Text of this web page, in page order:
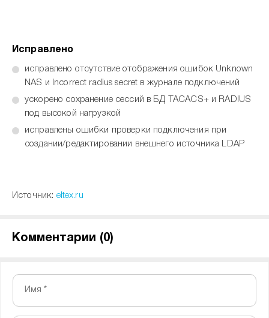
Исправлено
исправлено отсутствие отображения ошибок Unknown
NAS и Incorrect radius secret в журнале подключений
ускорено сохранение сессий в БД TACACS+ и RADIUS
под высокой нагрузкой
исправлены ошибки проверки подключения при
создании/редактировании внешнего источника LDAP
Источник: eltex.ru
Комментарии (0)
Имя *